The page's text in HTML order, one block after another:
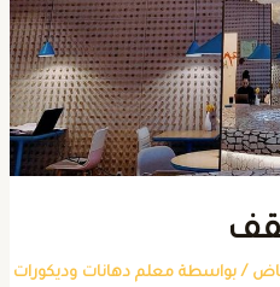
/ بواسطة معلم دهانات وديكورات